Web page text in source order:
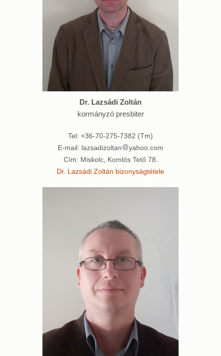
Dr. Lazsádi Zoltán
kormányzó presbiter
Tel: +36-70-275-7382 (Tm)
E-mail: lazsadizoltan
yahoo.com
Cím: Miskolc, Komlós Tető 78.
Dr. Lazsádi Zoltán bizonyságtétele